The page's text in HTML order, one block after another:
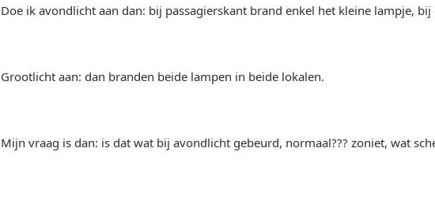
Doe ik avondlicht aan dan: bij passagierskant brand enkel het kleine lampje,
Grootlicht aan: dan branden beide lampen in beide lokalen.
Mijn vraag is dan: is dat wat bij avondlicht gebeurd, normaal??? zoniet, wat